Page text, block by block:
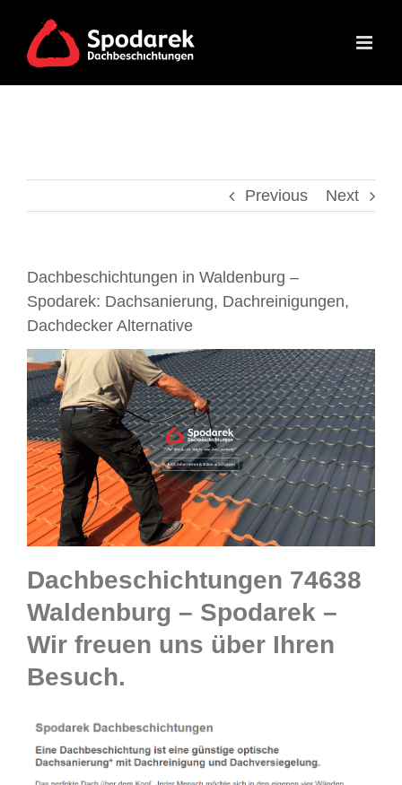
content
Previous Next
Dachbeschichtungen in Waldenburg –
Spodarek: Dachsanierung, Dachreinigungen,
Dachdecker Alternative
Dachbeschichtungen 74638
Waldenburg – Spodarek –
Wir freuen uns über Ihren
Besuch.